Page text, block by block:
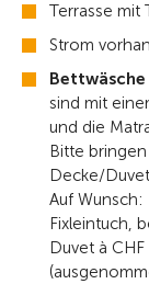
Terrasse mit
Strom
sind mit
und die
Bitte
Decke/
Auf
Fixleintuch,
Duvet à